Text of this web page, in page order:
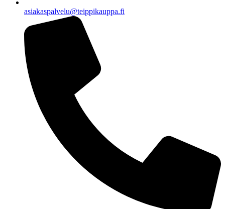
asiakaspalvelu@teippikauppa.fi